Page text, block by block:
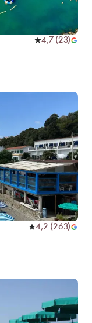
4,7(23)
4,2 (263)